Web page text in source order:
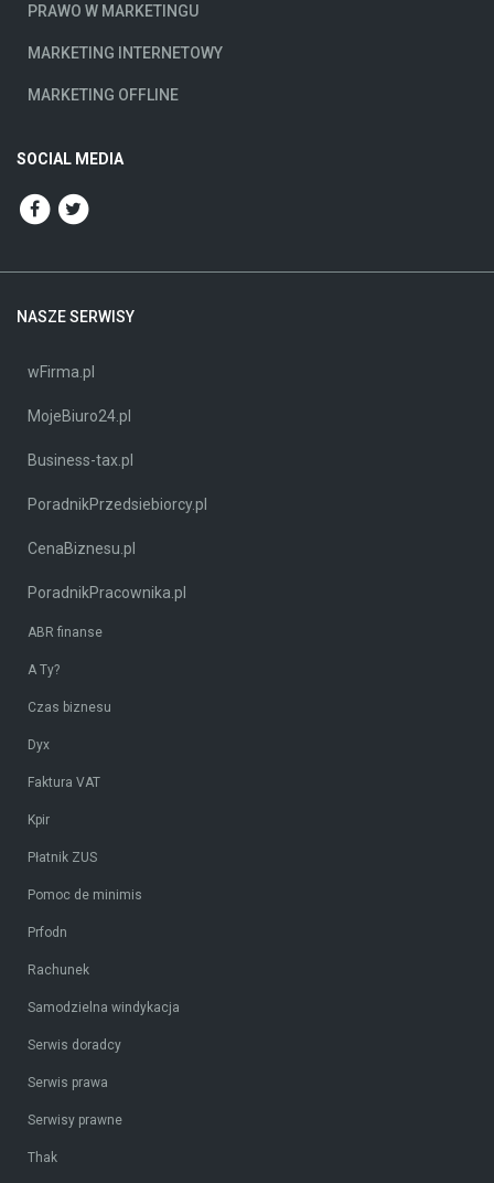
PRAWO W MARKETINGU
MARKETING INTERNETOWY
MARKETING OFFLINE
SOCIAL MEDIA
NASZE SERWISY
wFirma.pl
MojeBiuro24.pl
Business-tax.pl
PoradnikPrzedsiebiorcy.pl
CenaBiznesu.pl
PoradnikPracownika.pl
ABR finanse
A Ty?
Czas biznesu
Dyx
Faktura VAT
Kpir
Płatnik ZUS
Pomoc de minimis
Prfodn
Rachunek
Samodzielna windykacja
Serwis doradcy
Serwis prawa
Serwisy prawne
Thak